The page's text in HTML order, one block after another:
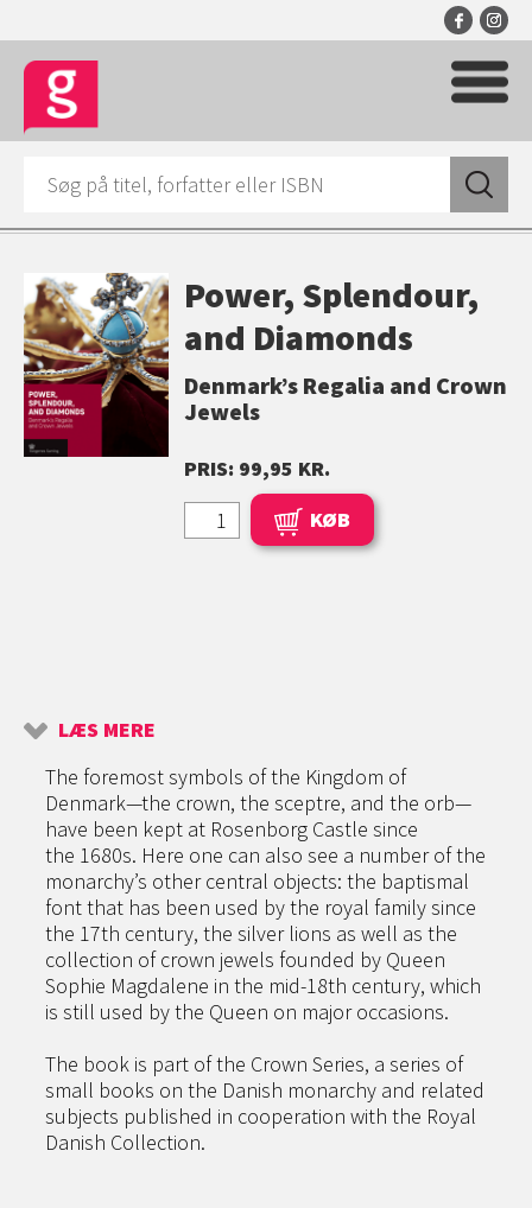
Power, Splendour,
and Diamonds
Denmark’s Regalia and Crown
Jewels
PRIS: 99,95 KR.
KØB
LÆS MERE
The foremost symbols of the Kingdom of
Denmark—the crown, the sceptre, and the orb—
have been kept at Rosenborg Castle since
the 1680s. Here one can also see a number of the
monarchy’s other central objects: the baptismal
font that has been used by the royal family since
the 17th century, the silver lions as well as the
collection of crown jewels founded by Queen
Sophie Magdalene in the mid-18th century, which
is still used by the Queen on major occasions.
The book is part of the Crown Series, a series of
small books on the Danish monarchy and related
subjects published in cooperation with the Royal
Danish Collection.